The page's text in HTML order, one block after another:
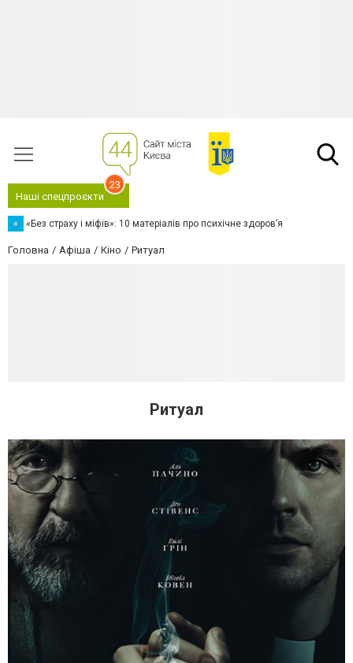
Наші спецпроєкти
23
« «Без страху і міфів»: 10 матеріалів про психічне здоров’я
Головна Афіша Кіно Ритуал
Ритуал